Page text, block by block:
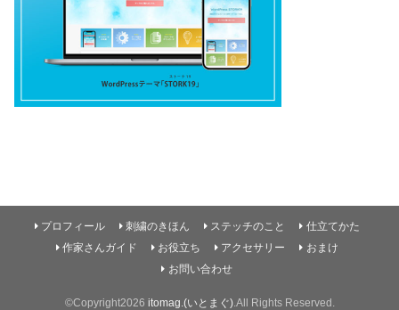
プロフィール 刺繍のきほん ステッチのこと
仕立てかた
作家さんガイド
お役立ち アクセサリー
おまけ
お問い合わせ
©Copyright2026 itomag.(いとまぐ).All Rights Reserved.